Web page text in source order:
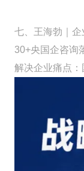
七、王海勃｜
30+央国企咨询
解决企业痛点